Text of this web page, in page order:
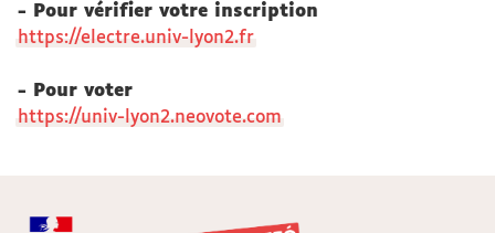
- Pour vérifier votre inscription
https://electre.univ-lyon2.fr
- Pour voter
https://univ-lyon2.neovote.com